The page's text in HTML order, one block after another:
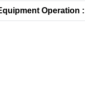
Operation